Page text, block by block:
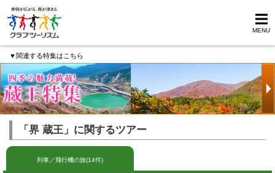
MENU
▼関連する特集はこちら
「界 蔵王」に関するツアー
列車／飛行機の旅(14件)